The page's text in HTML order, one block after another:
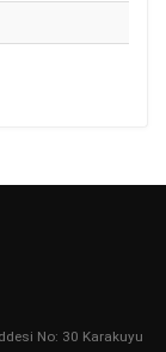
No: 30 Karakuyu